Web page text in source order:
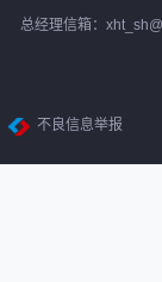
总经理信箱：
不良信息举报